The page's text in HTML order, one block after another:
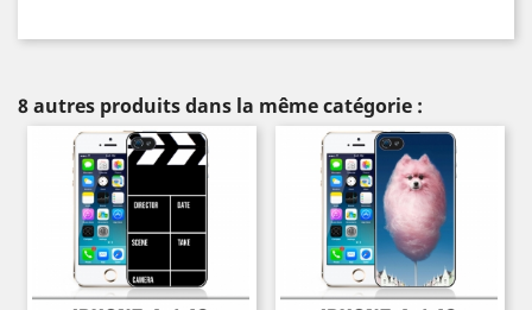
8 autres produits dans la même catégorie :